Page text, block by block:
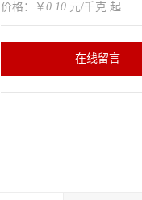
价格：￥ 0.10 元/千克 起
在线留言